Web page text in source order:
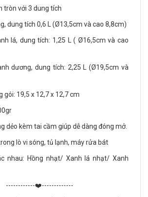
tròn với 3 dung tích
dung tích 0,6 L (Ø13,5cm và cao 8,8cm)
lá, dung tích: 1,25 L ( Ø16,5cm và cao
dương, dung tích: 2,25 L (Ø19,5cm và
gói: 19,5 x 12,7 x 12,7 cm
dẻo kèm tai cầm giúp dễ dàng đóng mở.
lò vi sóng, tủ lạnh, máy rửa bát
nhau: Hồng nhạt/ Xanh lá nhạt/ Xanh
------------❤️-------------